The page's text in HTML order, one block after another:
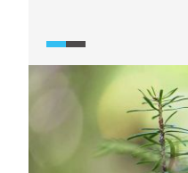
2000 a biosférickou
není ukotvena v
území. Způsob
České lesy v této
ekology, vědci i státní
vede k destrukci